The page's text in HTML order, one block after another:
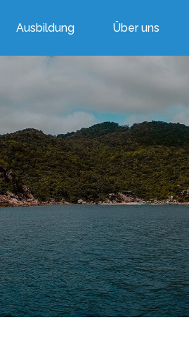
Ausbildung Über uns